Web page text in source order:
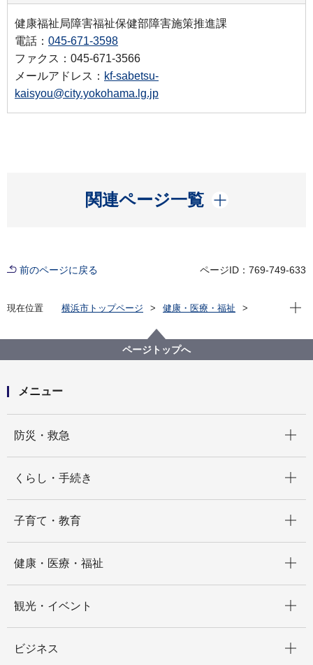
健康福祉局障害福祉保健部障害施策推進課
電話： 045-671-3598
ファクス：045-671-3566
メールアドレス： kf-sabetsu-
kaisyou@city.yokohama.lg.jp
関連ページ一覧
開く
前のページに戻る ページID：769-749-633
現在位置 横浜市トップページ
健康・医療・福祉
障害者差別解消法への対応
肢体不自由
（障害者差別事例23）肢体不自由 交通機関・道路
現在
ページトップへ
メニュー
防災・救急
くらし・手続き
子育て・教育
健康・医療・福祉
観光・イベント
ビジネス